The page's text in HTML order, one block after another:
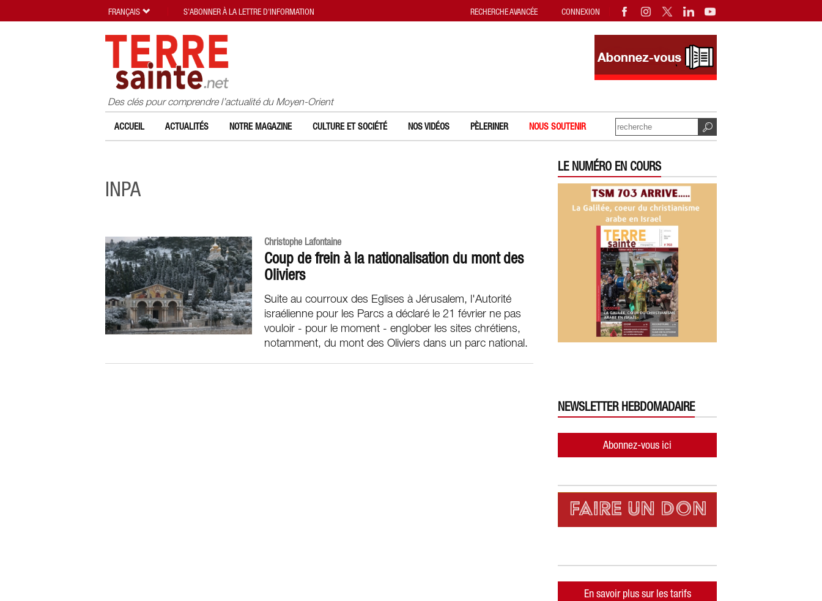
Des clés pour comprendre l’actualité du Moyen-Orient
ACCUEIL ACTUALITÉS NOTRE MAGAZINE CULTURE ET SOCIÉTÉ NOS VIDÉOS PÈLERINER NOUS SOUTENIR
INPA
Christophe Lafontaine
Coup de frein à la nationalisation du mont des
Oliviers
Suite au courroux des Eglises à Jérusalem, l'Autorité
israélienne pour les Parcs a déclaré le 21 février ne pas
vouloir - pour le moment - englober les sites chrétiens,
notamment, du mont des Oliviers dans un parc national.
LE NUMÉRO EN COURS
NEWSLETTER HEBDOMADAIRE
Abonnez-vous ici
En savoir plus sur les tarifs
RECHERCHE AVANCÉE CONNEXION
FRANÇAIS S'ABONNER À LA LETTRE D'INFORMATION